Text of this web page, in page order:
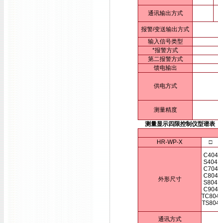
通讯输出方式
报警/变送输出方式
输入信号类型
*报警方式
第二报警方式
馈电输出
供电方式
测量精度
测量显示四限控制仪型谱表
HR-WP-X □
外形尺寸
C404
S404
C704
C804
S804
C904
通讯方式